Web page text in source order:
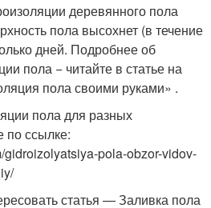
деревянного пола
пола высохнет (в течение
дней. Подробнее об
пола − читайте в статье на
пола своими руками» .
пола для разных
ссылке:
gidroizolyatsiya-pola-obzor-vidov-
статья — Заливка пола